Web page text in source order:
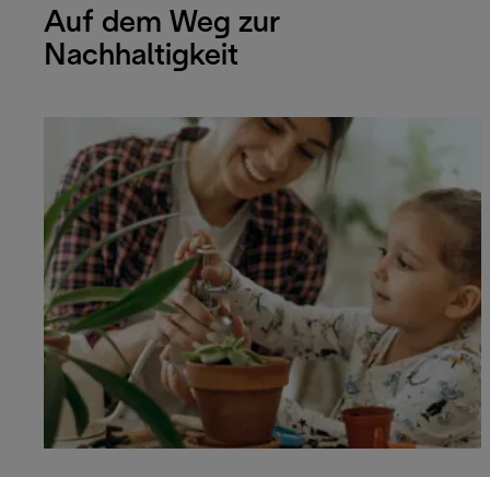
Auf dem Weg zur
Nachhaltigkeit